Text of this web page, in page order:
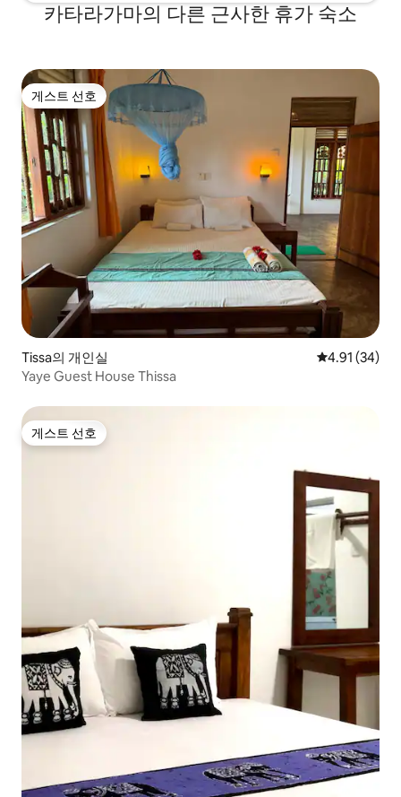
카타라가마의 다른 근사한 휴가 숙소
게스트 선호
게스트 선호
Tissa의 개인실 평점 4.91점
4.91 (34)
Yaye Guest House Thissa
게스트 선호
게스트 선호